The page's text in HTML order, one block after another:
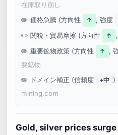
在庫取り崩し
価格急騰 (方向性
↑ , 強度
関税・貿易摩擦 (方向性
↑
重要鉱物政策 (方向性
↑ ,
要鉱物
ドメイン補正 (信頼度
+中 )
mining.com
Gold, silver prices